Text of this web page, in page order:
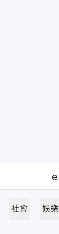
社會 娛樂